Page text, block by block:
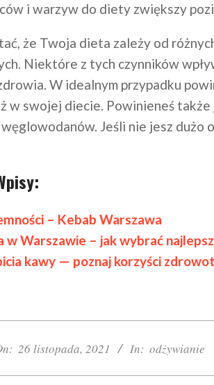
i warzyw do diety zwiększy
że Twoja dieta zależy od
Niektóre z tych czynników
W idealnym przypadku
w swojej diecie. Powinieneś
Jeśli nie jesz dużo
– Kebab Warszawa
w Warszawie – jak wybrać
kawy — poznaj korzyści
26 listopada, 2021 In: odżywianie